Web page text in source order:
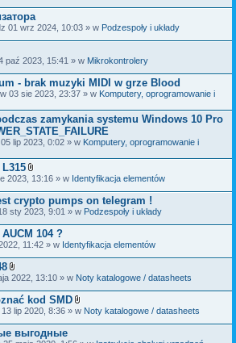
01 wrz 2024, 10:03 » w Podzespoły i układy
paź 2023, 15:41 » w Mikrokontrolery
- brak muzyki MIDI w grze Blood
03 sie 2023, 23:37 » w Komputery, oprogramowanie i
zamykania systemu Windows 10 Pro
lip 2023, 0:02 » w Komputery, oprogramowanie i
Z
ł
ą
c
z
n
i
2023, 13:16 » w Identyfikacja elementów
crypto pumps on telegram !
sty 2023, 9:01 » w Podzespoły i układy
104 ?
11:42 » w Identyfikacja elementów
Z
ł
ą
c
z
n
2022, 13:10 » w Noty katalogowe / datasheets
kod SMD
Z
ł
lip 2020, 8:36 » w Noty katalogowe / datasheets
выгодные